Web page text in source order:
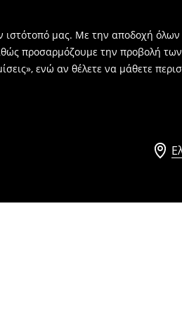
ιστότοπό μας. Με την αποδοχή
προσαρμόζουμε την προβολή
ενώ αν θέλετε να μάθετε